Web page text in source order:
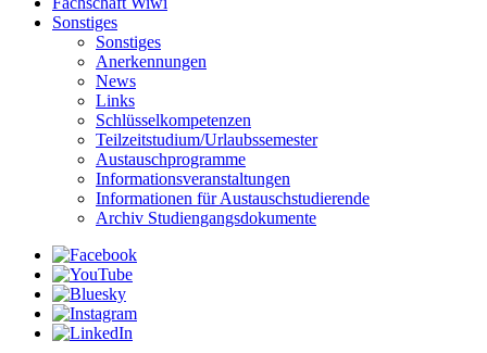
Sonstiges
Sonstiges
Anerkennungen
News
Links
Schlüsselkompetenzen
Teilzeitstudium/Urlaubssemester
Austauschprogramme
Informationsveranstaltungen
Informationen für Austauschstudierende
Archiv Studiengangsdokumente